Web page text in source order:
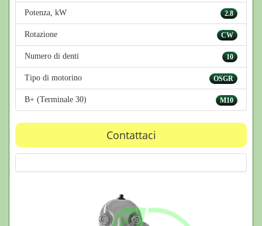
2.8
Potenza, kW
CW
Rotazione
10
Numero di denti
OSGR
Tipo di motorino
M10
B+ (Terminale 30)
Contattaci